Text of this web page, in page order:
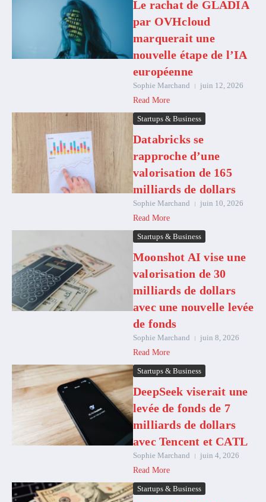
Le rachat de GLADIA
par OVHcloud
marquerait une
nouvelle étape de l’IA
européenne
Sophie Marchand
juin 12, 2026
Read More
Startups & Business
Databricks se
rapproche d’une
valorisation de 165
milliards de dollars
Sophie Marchand
juin 10, 2026
Read More
Startups & Business
Moonshot AI vise une
valorisation de 30
milliards de dollars
avec une nouvelle levée
de fonds
Sophie Marchand
juin 8, 2026
Read More
Startups & Business
DeepSeek viserait une
levée de fonds de 7
milliards de dollars
avec Tencent et CATL
Sophie Marchand
juin 4, 2026
Read More
Startups & Business